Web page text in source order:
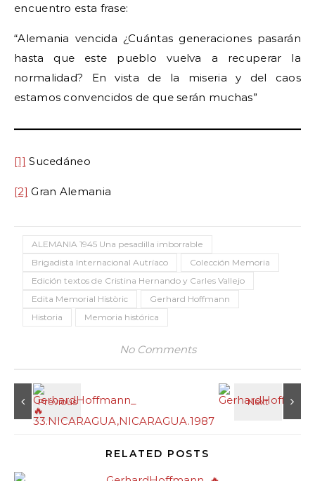
encuentro esta frase:
“Alemania vencida ¿Cuántas generaciones pasarán
hasta que este pueblo vuelva a recuperar la
normalidad? En vista de la miseria y del caos
estamos convencidos de que serán muchas”
[1] Sucedáneo
[2] Gran Alemania
ALEMANIA 1945 Una pesadilla imborrable
Brigadista Internacional Autríaco
Colección Memoria
Edición textos de Cristina Hernando y Carles Vallejo
Edita Memorial Històric
Gerhard Hoffmann
Historia
Memoria histórica
No Comments
RELATED POSTS